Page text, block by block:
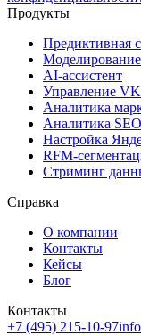
Продукты
Предиктивная
AI-ассистент
Управление
Аналитика
Аналитика SEO
Настройка
RFM-
Cтриминг
Справка
О компании
Контакты
Кейсы
Блог
Контакты
+7 (495) 215-10-97